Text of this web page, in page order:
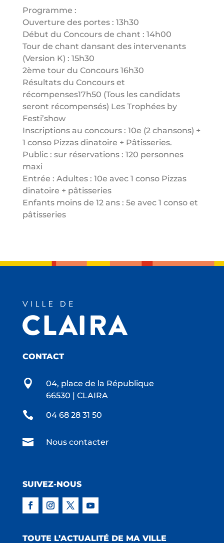
Programme :
Ouverture des portes : 13h30
Début du Concours de chant : 14h00
Tour de chant dansant des intervenants
(Version K) : 15h30
2ème tour du Concours 16h30
Résultats du Concours et
récompenses17h50 (Tous les candidats
seront récompensés) Les Trophées by
Festi’show
Inscriptions au concours : 10e (2 chansons) +
1 conso Pizzas dinatoire + Pâtisseries.
Public : sur réservations : 120 personnes
maxi
Entrée : Adultes : 10e avec 1 conso Pizzas
dinatoire + pâtisseries
Enfants moins de 12 ans : 5e avec 1 conso et
pâtisseries
CONTACT

04, place de la République
66530 | CLAIRA
 04 68 28 31 50
 Nous contacter
SUIVEZ-NOUS
TOUTE L’ACTUALITÉ DE MA VILLE